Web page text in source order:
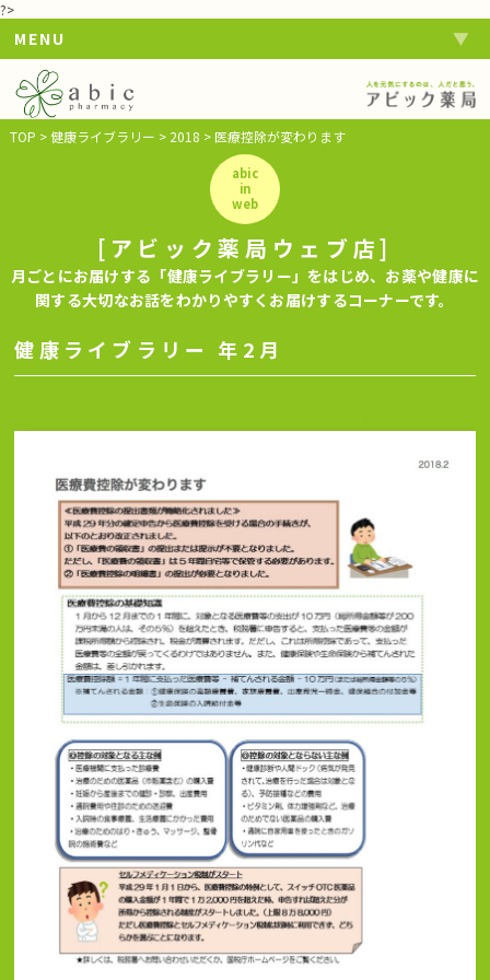
?>
MENU
TOP >健康ライブラリー > 2018 >医療控除が変わります
abic
in
web
[アビック薬局ウェブ店]
月ごとにお届けする「健康ライブラリー」をはじめ、お薬や健康に
関する大切なお話をわかりやすくお届けするコーナーです。
健康ライブラリー 年2月